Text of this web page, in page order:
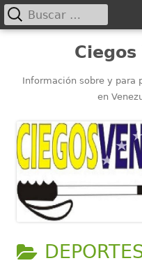
contenido
Información sobre y para
en
Menú
principal
Buscar: